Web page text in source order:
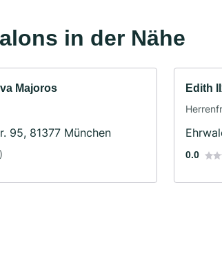
in der Nähe
Majoros
95, 81377 München
Edith
0.0